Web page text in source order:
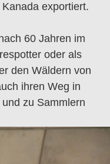
exportiert.
60 Jahren im
oder als
den Wäldern von
ihren Weg in
zu Sammlern